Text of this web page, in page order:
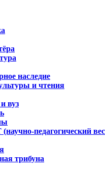
наследие
и чтения
вуз
педагогический
трибуна